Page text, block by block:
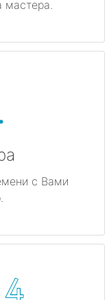
мастера.
с Вами